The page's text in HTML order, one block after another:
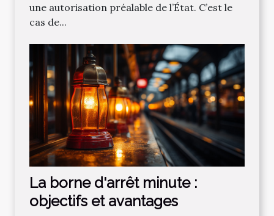
une autorisation préalable de l’État. C’est le
cas de...
La borne d'arrêt minute :
objectifs et avantages